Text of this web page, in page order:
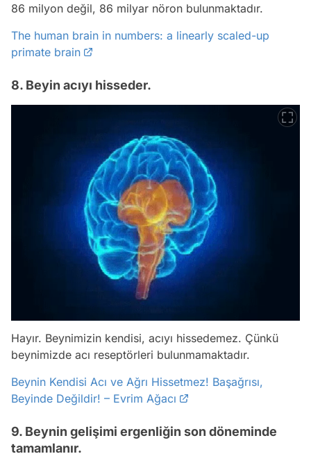
86 milyon değil, 86 milyar nöron bulunmaktadır.
The human brain in numbers: a linearly scaled-up
primate brain
8. Beyin acıyı hisseder.
Hayır. Beynimizin kendisi, acıyı hissedemez. Çünkü
beynimizde acı reseptörleri bulunmamaktadır.
Beynin Kendisi Acı ve Ağrı Hissetmez! Başağrısı,
Beyinde Değildir! – Evrim Ağacı
9. Beynin gelişimi ergenliğin son döneminde
tamamlanır.